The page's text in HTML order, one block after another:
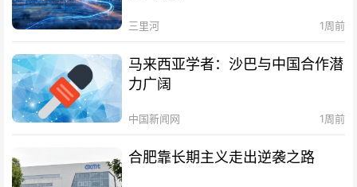
三里河 1周前
马来西亚学者：沙巴与中国合作潜
力广阔
中国新闻网 1周前
合肥靠长期主义走出逆袭之路